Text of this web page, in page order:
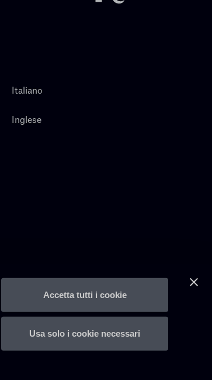
Accetta tutti i cookie
Usa solo i cookie necessari
Italiano
Inglese